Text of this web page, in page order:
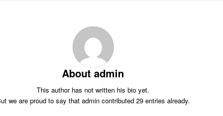
About admin
This author has not written his bio yet.
we are proud to say that admincontributed 29 entries already.